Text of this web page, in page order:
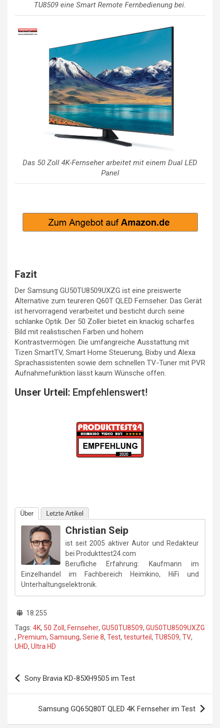
TU8509 eine Smart Remote Fernbedienung bei.
Das 50 Zoll 4K-Fernseher arbeitet mit einem Dual LED
Panel
Fazit
Der Samsung GU50TU8509UXZG ist eine preiswerte
Alternative zum teureren Q60T QLED Fernseher. Das Gerät
ist hervorragend verarbeitet und besticht durch seine
schlanke Optik. Der 50 Zoller bietet ein knackig scharfes
Bild mit realistischen Farben und hohem
Kontrastvermögen. Die umfangreiche Ausstattung mit
Tizen SmartTV, Smart Home Steuerung, Bixby und Alexa
Sprachassistenten sowie dem schnellen TV-Tuner mit PVR
Aufnahmefunktion lässt kaum Wünsche offen.
Unser Urteil: Empfehlenswert!
Über Letzte Artikel
Christian Seip
ist seit 2005 aktiver Autor und Redakteur
bei Produkttest24.com
Berufliche Erfahrung: Kaufmann im
Einzelhandel im Fachbereich Heimkino, HiFi und
Unterhaltungselektronik.
18.255
Tags: 4K, 50 Zoll , Fernseher, GU50TU8509, GU50TU8509UXZG
, Premium, Samsung, Serie 8, Test, testurteil , TU8509, TV,
UHD, Ultra HD
Beitragsnavigation
Sony Bravia KD-85XH9505 im Test
Samsung GQ65Q80T QLED 4K Fernseher im Test